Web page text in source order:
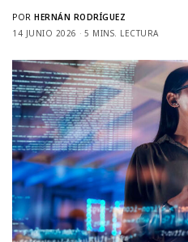
POR HERNÁN RODRÍGUEZ
14 JUNIO 2026
5 MINS. LECTURA